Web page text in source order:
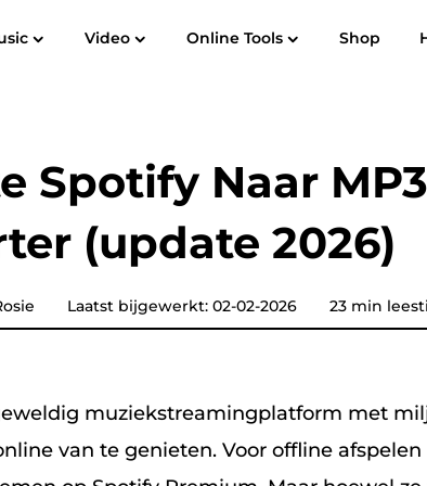
YouTube-muziekconvertor
Hoorbare omzetter
Pandora Muziek Converter
Video Online Tools Shop
Gebruikershandleiding Veelgestelde
Spotify Naar
(update 2026)
Laatst bijgewerkt: 02-02-2026 23 min
muziekstreamingplatform met
van te genieten. Voor offline